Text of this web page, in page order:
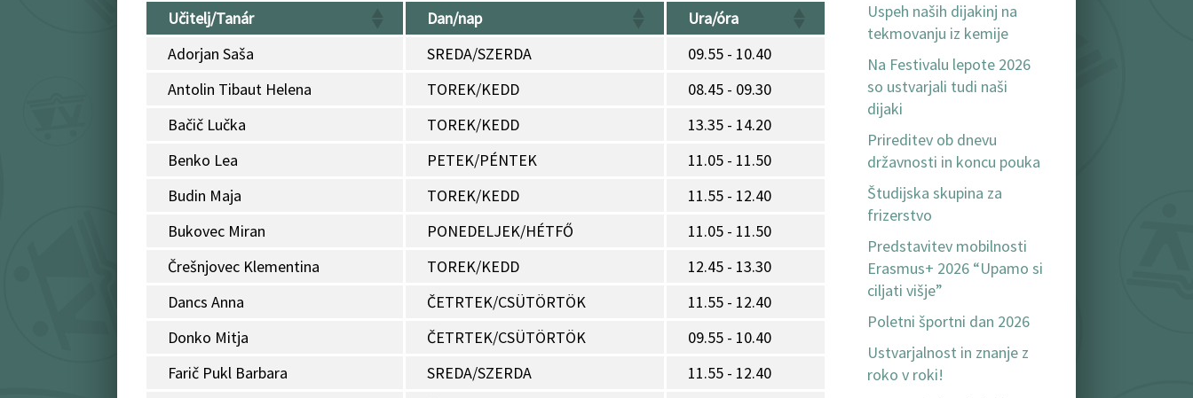
Učitelj/Tanár Dan/nap
Ura/óra
Adorjan Saša
SREDA/SZERDA
09.55 - 10.40
Antolin Tibaut Helena
TOREK/KEDD
08.45 - 09.30
Bačič Lučka
TOREK/KEDD
13.35 - 14.20
Benko Lea
PETEK/PÉNTEK
11.05 - 11.50
Budin Maja
TOREK/KEDD
11.55 - 12.40
Bukovec Miran
PONEDELJEK/HÉTFŐ
11.05 - 11.50
Črešnjovec Klementina
TOREK/KEDD
12.45 - 13.30
Dancs Anna
ČETRTEK/CSÜTÖRTÖK
11.55 - 12.40
Donko Mitja
ČETRTEK/CSÜTÖRTÖK
09.55 - 10.40
Farič Pukl Barbara
SREDA/SZERDA
11.55 - 12.40
Uspeh naših dijakinj na
tekmovanju iz kemije
Na Festivalu lepote 2026
so ustvarjali tudi naši
dijaki
Prireditev ob dnevu
državnosti in koncu pouka
Študijska skupina za
frizerstvo
Predstavitev mobilnosti
Erasmus+ 2026 “Upamo si
ciljati višje”
Poletni športni dan 2026
Ustvarjalnost in znanje z
roko v roki!